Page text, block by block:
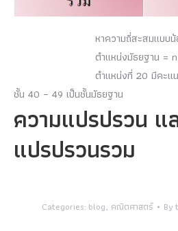
หาความถี่สะสมแบบน้อยก
ตำแหน่งมัธยฐาน = n/2
ตำแหน่งที่ 20 มีคะแนนอยู่ใ
ชั้น 40 – 49 เป็นชั้นมัธยฐาน
ความแปรปรวน แ
แปรปรวนรวม
Categories: blog, คณิตศาสตร์ By